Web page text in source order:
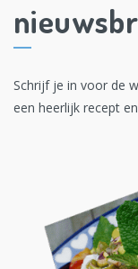
Schrijf je in voor de
een heerlijk recept en